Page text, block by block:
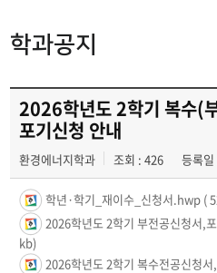
학과공지
2026학년도 2학기 복수(
포기신청 안내
환경에너지학과 조회 : 426 등록
학년·학기_재이수_신청서.hwp (
2026학년도 2학기 부전공신청서,
kb)
2026학년도 2학기 복수전공신청